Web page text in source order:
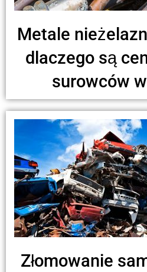
Metale
dlaczego są
surowców
Złomowanie